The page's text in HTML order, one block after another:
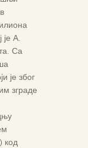
је А.
Са
је због
зграде
код